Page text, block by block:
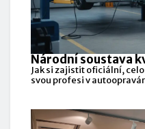
Národní soustava
Jak si zajistit oficiální,
svou profesi v